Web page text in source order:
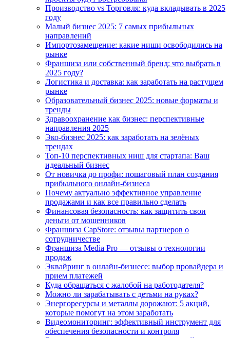
Производство vs Торговля: куда вкладывать в 2025
году
Малый бизнес 2025: 7 самых прибыльных
направлений
Импортозамещение: какие ниши освободились на
рынке
Франшиза или собственный бренд: что выбрать в
2025 году?
Логистика и доставка: как заработать на растущем
рынке
Образовательный бизнес 2025: новые форматы и
тренды
Здравоохранение как бизнес: перспективные
направления 2025
Эко-бизнес 2025: как заработать на зелёных
трендах
Топ-10 перспективных ниш для стартапа: Ваш
идеальный бизнес
От новичка до профи: пошаговый план создания
прибыльного онлайн-бизнеса
Почему актуально эффективное управление
продажами и как все правильно сделать
Финансовая безопасность: как защитить свои
деньги от мошенников
Франшиза CapStore: отзывы партнеров о
сотрудничестве
Франшиза Media Pro — отзывы о технологии
продаж
Эквайринг в онлайн-бизнесе: выбор провайдера и
прием платежей
Куда обращаться с жалобой на работодателя?
Можно ли зарабатывать с детьми на руках?
Энергоресурсы и металлы дорожают: 5 акций,
которые помогут на этом заработать
Видеомониторинг: эффективный инструмент для
обеспечения безопасности и контроля